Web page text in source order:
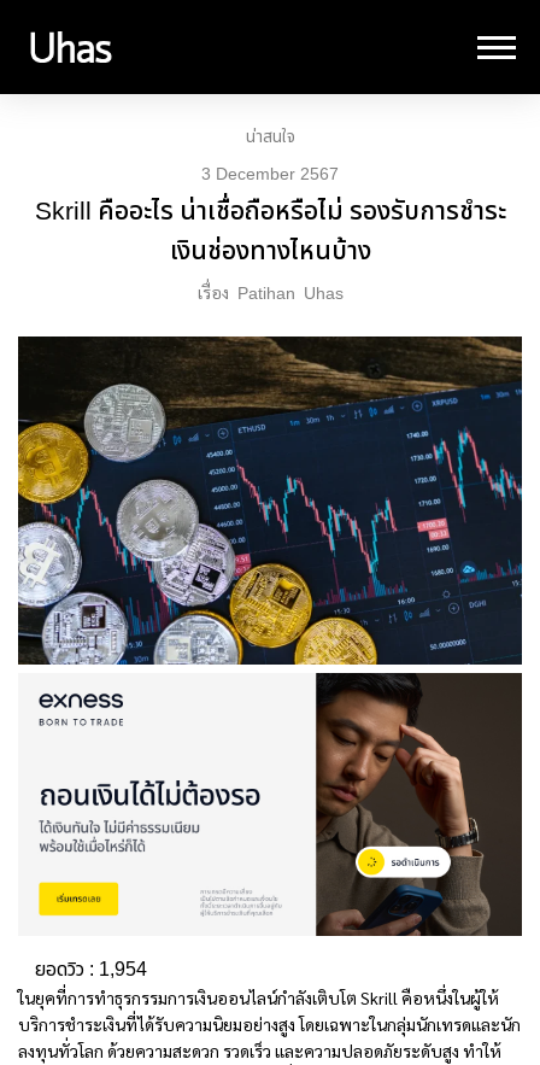
น่าสนใจ
3 December 2567
Skrill คืออะไร น่าเชื่อถือหรือไม่ รองรับการชำระ
เงินช่องทางไหนบ้าง
เรื่อง Patihan Uhas
ยอดวิว : 1,954
ในยุคที่การทำธุรกรรมการเงินออนไลน์กำลังเติบโต Skrill คือหนึ่งในผู้ให้
บริการชำระเงินที่ได้รับความนิยมอย่างสูง โดยเฉพาะในกลุ่มนักเทรดและนัก
ลงทุนทั่วโลก ด้วยความสะดวก รวดเร็ว และความปลอดภัยระดับสูง ทำให้